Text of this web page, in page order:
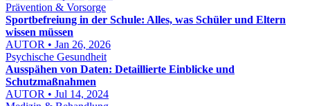
Prävention & Vorsorge
Sportbefreiung in der Schule: Alles, was Schüler und Eltern
wissen müssen
AUTOR • Jan 26, 2026
Psychische Gesundheit
Ausspähen von Daten: Detaillierte Einblicke und
Schutzmaßnahmen
AUTOR • Jul 14, 2024